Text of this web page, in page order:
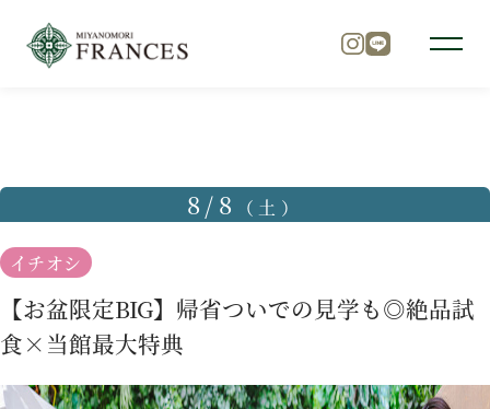
チャペル
パーティ
料理
8/8 （土）
イチオシ
【お盆限定BIG】帰省ついでの見学も◎絶品試
食×当館最大特典